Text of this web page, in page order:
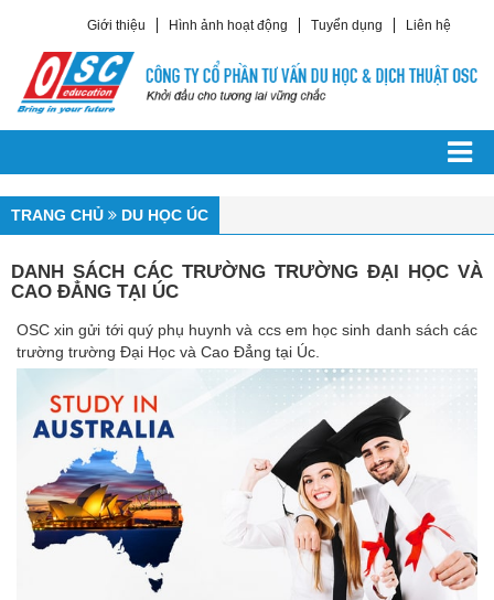
Giới thiệu Hình ảnh hoạt động Tuyển dụng Liên hệ
TRANG CHỦ DU HỌC ÚC
DANH SÁCH CÁC TRƯỜNG TRƯỜNG ĐẠI HỌC VÀ
CAO ĐẲNG TẠI ÚC
OSC xin gửi tới quý phụ huynh và ccs em học sinh danh sách các
trường trường Đại Học và Cao Đẳng tại Úc.
TRANG CHỦ
Du Học Châu Á
Du Học Hàn Quốc
Du Học Trung Quốc
Du Học Philippines
Du Học Đài Loan
Du Học Nhật Bản
Du Học Châu Âu
Du Học Ailen
Du Học Thụy Sỹ
Du Học Hà Lan
Du Học Ba Lan